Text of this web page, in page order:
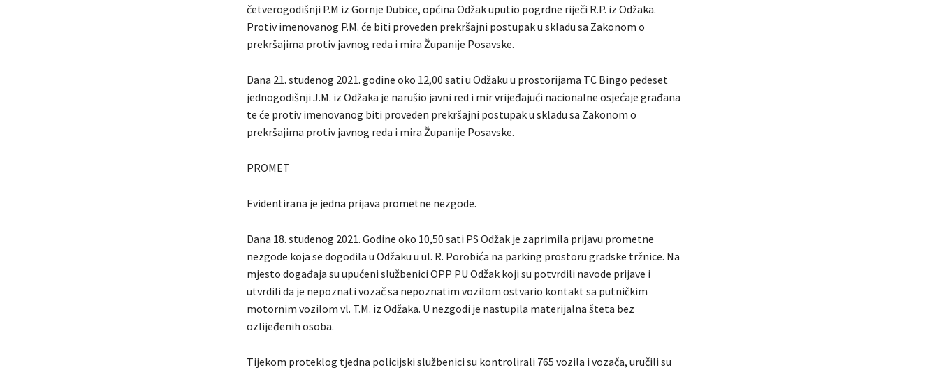
četverogodišnji P.M iz Gornje Dubice, općina Odžak uputio pogrdne riječi R.P. iz Odžaka.
Protiv imenovanog P.M. će biti proveden prekršajni postupak u skladu sa Zakonom o
prekršajima protiv javnog reda i mira Županije Posavske.
Dana 21. studenog 2021. godine oko 12,00 sati u Odžaku u prostorijama TC Bingo pedeset
jednogodišnji J.M. iz Odžaka je narušio javni red i mir vrijeđajući nacionalne osjećaje građana
te će protiv imenovanog biti proveden prekršajni postupak u skladu sa Zakonom o
prekršajima protiv javnog reda i mira Županije Posavske.
PROMET
Evidentirana je jedna prijava prometne nezgode.
Dana 18. studenog 2021. Godine oko 10,50 sati PS Odžak je zaprimila prijavu prometne
nezgode koja se dogodila u Odžaku u ul. R. Porobića na parking prostoru gradske tržnice. Na
mjesto događaja su upućeni službenici OPP PU Odžak koji su potvrdili navode prijave i
utvrdili da je nepoznati vozač sa nepoznatim vozilom ostvario kontakt sa putničkim
motornim vozilom vl. T.M. iz Odžaka. U nezgodi je nastupila materijalna šteta bez
ozlijeđenih osoba.
Tijekom proteklog tjedna policijski službenici su kontrolirali 765 vozila i vozača, uručili su